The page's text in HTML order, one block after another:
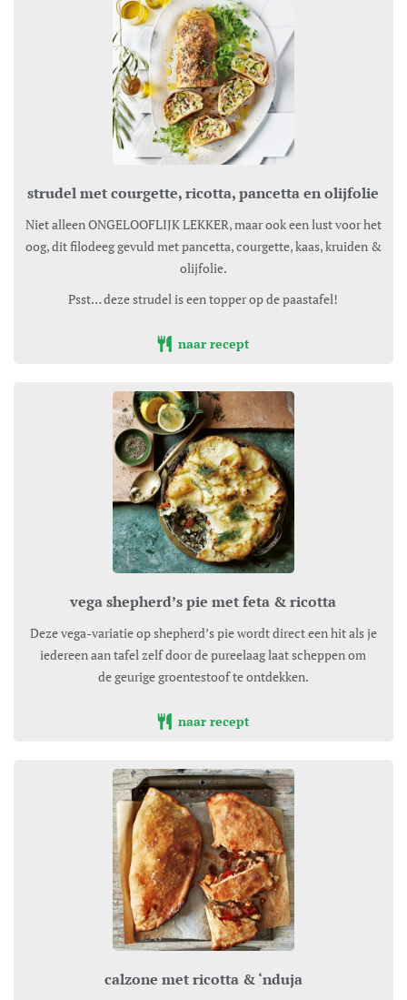
strudel met courgette, ricotta, pancetta en olijfolie
Niet alleen ONGELOOFLIJK LEKKER, maar ook een lust voor het
oog, dit filodeeg gevuld met pancetta, courgette, kaas, kruiden &
olijfolie.
Psst… deze strudel is een topper op de paastafel!
naar recept
vega shepherd’s pie met feta & ricotta
Deze vega-variatie op shepherd’s pie wordt direct een hit als je
iedereen aan tafel zelf door de pureelaag laat scheppen om
de geurige groentestoof te ontdekken.
naar recept
calzone met ricotta & ‘nduja